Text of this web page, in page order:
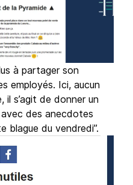
à partager son
employés. Ici, aucun
s’agit de donner un
avec des anecdotes
blague du vendredi”.